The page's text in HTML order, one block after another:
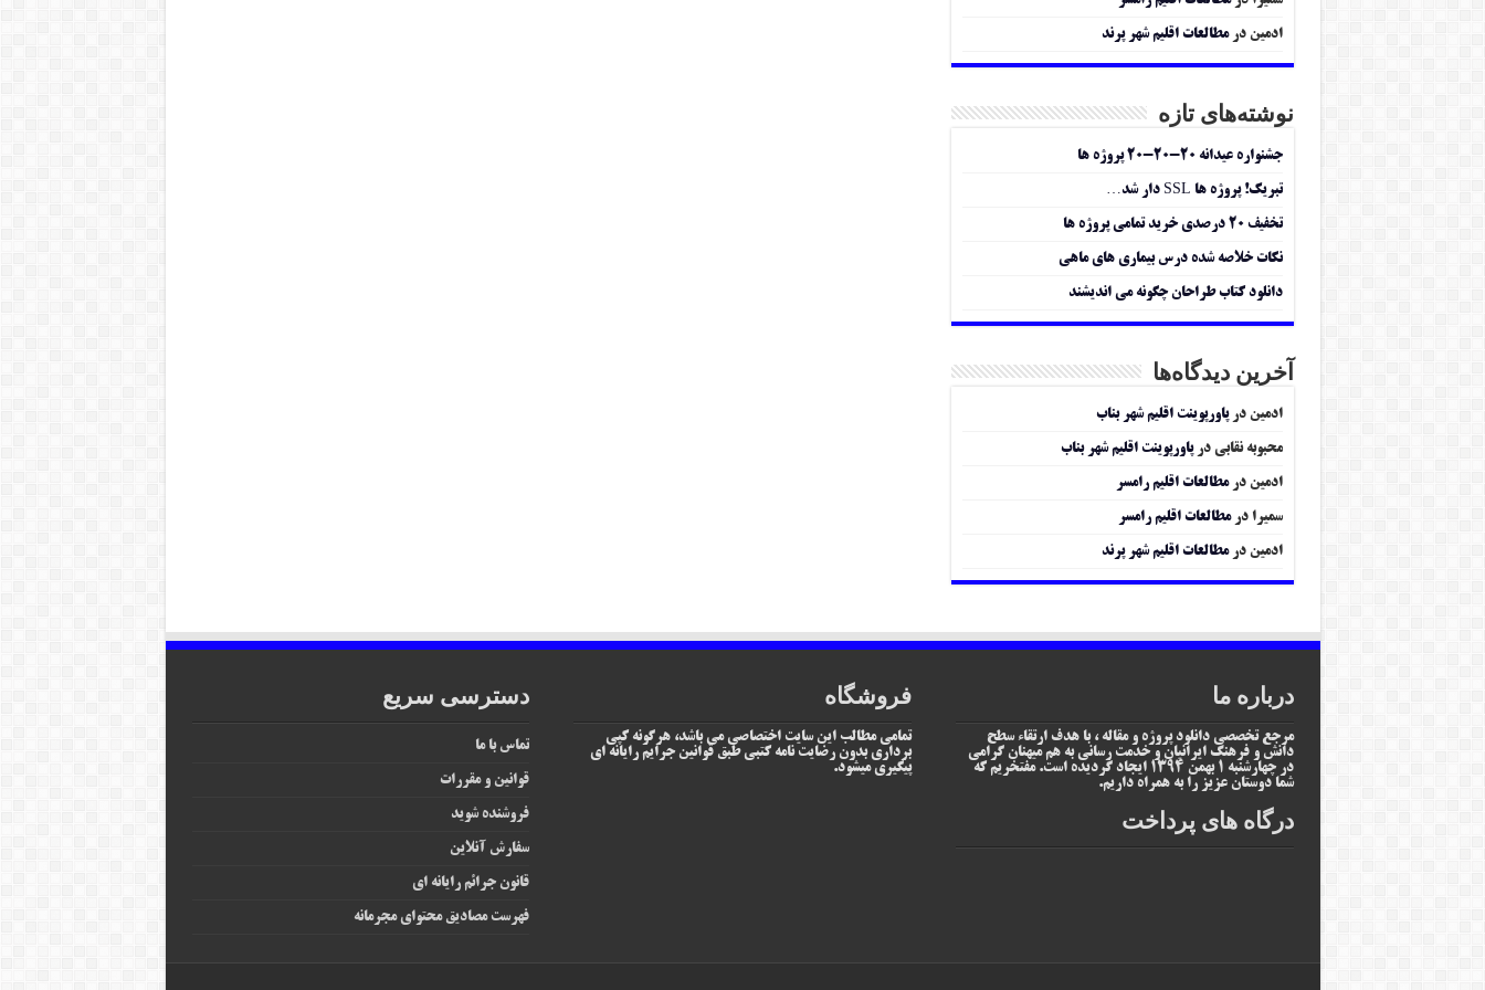
ادمین درمطالعات اقلیم شهر پرند
نوشته‌های تازه
جشنواره عیدانه ۲۰-۲۰-۲۰ پروژه ها
تبریک! پروژه ها SSL دار شد…
تخفیف ۲۰ درصدی خرید تمامی پروژه ها
نکات خلاصه شده درس بیماری های ماهی
دانلود کتاب طراحان چگونه می اندیشند
آخرین دیدگاه‌ها
ادمین درپاورپوینت اقلیم شهر بناب
محبوبه نقابی درپاورپوینت اقلیم شهر بناب
ادمین درمطالعات اقلیم رامسر
سمیرا درمطالعات اقلیم رامسر
ادمین درمطالعات اقلیم شهر پرند
درباره ما
مرجع تخصصی دانلود پروژه و مقاله ، با هدف ارتقاء سطح
دانش و فرهنگ ایرانیان و خدمت رسانی به هم میهنان گرامی
در چهارشنبه 1 بهمن 1394 ایجاد گردیده است. مفتخریم که
شما دوستان عزیز را به همراه داریم.
درگاه های پرداخت
فروشگاه
تمامی مطالب این سایت اختصاصی می باشد، هرگونه کپی
برداری بدون رضایت نامه کتبی طبق قوانین جرایم رایانه ای
پیگیری میشود.
دسترسی سریع
تماس با ما
قوانین و مقررات
فروشنده شوید
سفارش آنلاین
قانون جرائم رایانه‌ ای
فهرست مصادیق محتوای مجرمانه